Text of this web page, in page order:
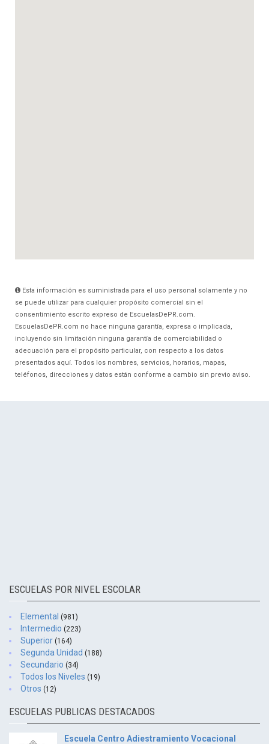
Esta información es suministrada para el uso personal solamente y no
se puede utilizar para cualquier propósito comercial sin el
consentimiento escrito expreso de EscuelasDePR.com.
EscuelasDePR.com no hace ninguna garantía, expresa o implicada,
incluyendo sin limitación ninguna garantía de comerciabilidad o
adecuación para el propósito particular, con respecto a los datos
presentados aquí. Todos los nombres, servicios, horarios, mapas,
teléfonos, direcciones y datos están conforme a cambio sin previo aviso.
ESCUELAS POR NIVEL ESCOLAR
Elemental (981)
Intermedio (223)
Superior (164)
Segunda Unidad (188)
Secundario (34)
Todos los Niveles (19)
Otros (12)
ESCUELAS PUBLICAS DESTACADOS
Escuela Centro Adiestramiento Vocacional